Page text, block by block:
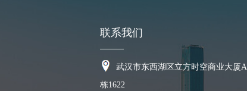
联系我们
武汉市东西湖区立方时空商业大厦A
栋1622